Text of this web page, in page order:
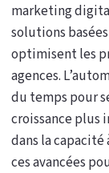
marketing
solutions
optimisent les
agences.
du temps pour
croissance plus
dans la
ces avancées